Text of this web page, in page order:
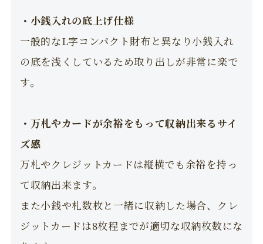
・小銭入れの底上げ仕様
一般的なL字コンパクト財布と異なり小銭入れ
の底を浅くしているため取り出しが非常に楽で
す。
・万札やカードが余裕をもって収納出来るサイ
ズ感
万札やクレジットカードは縦横でも余裕を持っ
て収納出来ます。
また小銭や札数枚と一緒に収納した場合、クレ
ジットカードは8枚程までが適切な収納枚数にな